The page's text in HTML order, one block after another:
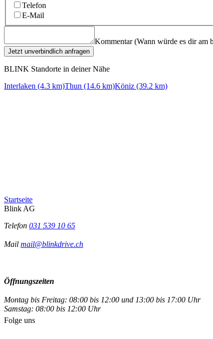
Telefon
E-Mail
Kommentar (Wann würde es dir am
Jetzt unverbindlich anfragen
BLINK Standorte in deiner Nähe
Interlaken (4.3 km)Thun (14.6 km)Köniz (39.2 km)
Startseite
Blink AG
Telefon 031 539 10 65
Mail mail@blinkdrive.ch
Öffnungszeiten
Montag bis Freitag: 08:00 bis 12:00 und 13:00 bis 17:00 Uhr
Samstag: 08:00 bis 12:00 Uhr
Folge uns